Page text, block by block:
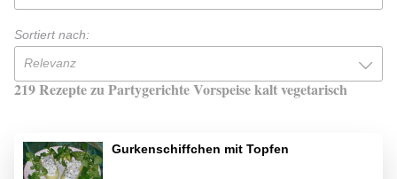
Sortiert nach:
Relevanz
219 Rezepte zu Partygerichte Vorspeise kalt vegetarisch
Gurkenschiffchen mit Topfen